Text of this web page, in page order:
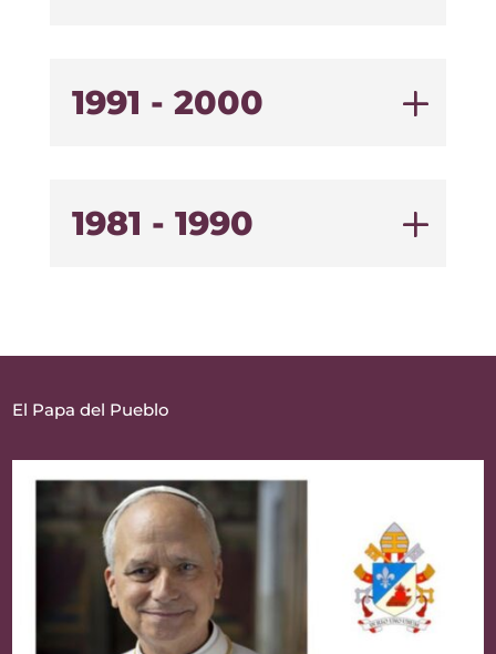
1991 - 2000
1981 - 1990
El Papa del Pueblo